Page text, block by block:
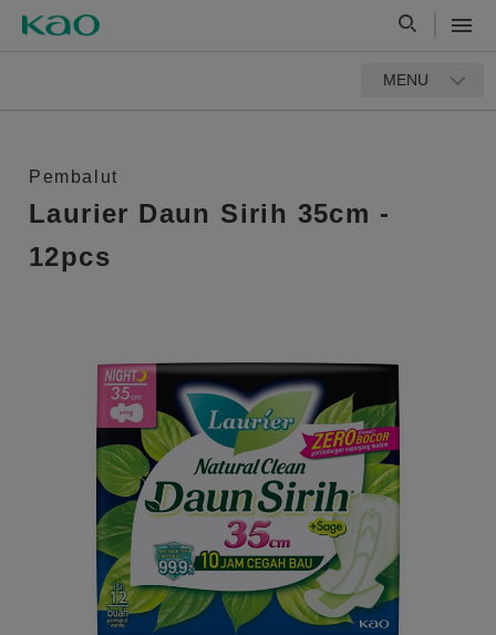
MENU
Pembalut
Laurier Daun Sirih 35cm -
12pcs